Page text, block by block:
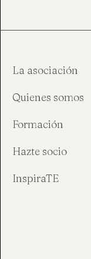
La asociación
Quienes somos
Formación
Hazte socio
InspiraTE